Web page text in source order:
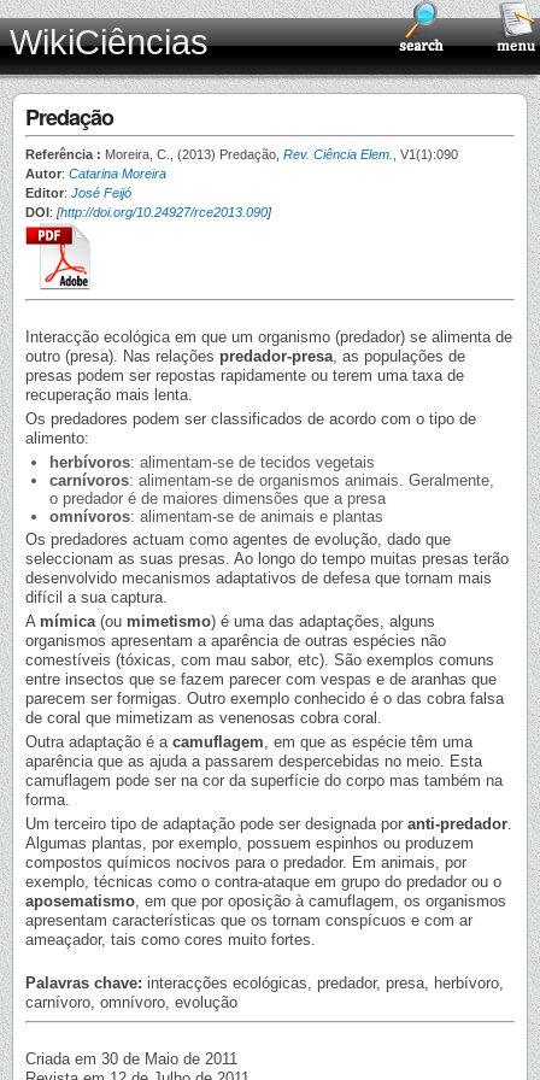
WikiCiências
Predação
Referência : Moreira, C., (2013) Predação, Rev. Ciência Elem.
, V1(1):090
Autor: Catarina Moreira
Editor: José Feijó
DOI: [http://doi.org/10.24927/rce2013.090]
Interacção ecológica em que um organismo (predador) se alimenta de
outro (presa). Nas relações predador-presa, as populações de
presas podem ser repostas rapidamente ou terem uma taxa de
recuperação mais lenta.
Os predadores podem ser classificados de acordo com o tipo de
alimento:
herbívoros: alimentam-se de tecidos vegetais
carnívoros: alimentam-se de organismos animais. Geralmente,
o predador é de maiores dimensões que a presa
omnívoros: alimentam-se de animais e plantas
Os predadores actuam como agentes de evolução, dado que
seleccionam as suas presas. Ao longo do tempo muitas presas terão
desenvolvido mecanismos adaptativos de defesa que tornam mais
difícil a sua captura.
A mímica(ou mimetismo) é uma das adaptações, alguns
organismos apresentam a aparência de outras espécies não
comestíveis (tóxicas, com mau sabor, etc). São exemplos comuns
entre insectos que se fazem parecer com vespas e de aranhas que
parecem ser formigas. Outro exemplo conhecido é o das cobra falsa
de coral que mimetizam as venenosas cobra coral.
Outra adaptação é a camuflagem, em que as espécie têm uma
aparência que as ajuda a passarem despercebidas no meio. Esta
camuflagem pode ser na cor da superfície do corpo mas também na
forma.
Um terceiro tipo de adaptação pode ser designada por anti-predador.
Algumas plantas, por exemplo, possuem espinhos ou produzem
compostos químicos nocivos para o predador. Em animais, por
exemplo, técnicas como o contra-ataque em grupo do predador ou o
aposematismo, em que por oposição à camuflagem, os organismos
apresentam características que os tornam conspícuos e com ar
ameaçador, tais como cores muito fortes.
Palavras chave: interacções ecológicas, predador, presa, herbívoro,
carnívoro, omnívoro, evolução
Criada em 30 de Maio de 2011